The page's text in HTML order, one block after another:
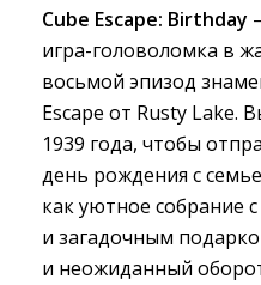
Cube Escape: Birthday
игра-головоломка в
восьмой эпизод
Escape от Rusty Lake.
1939 года, чтобы
день рождения с
как уютное собрание
и загадочным
и неожиданный